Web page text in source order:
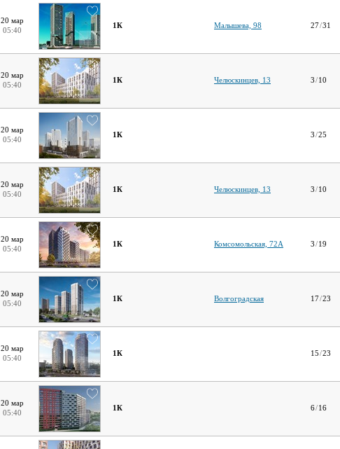
20 мар
05:40
1К Малышева, 98 27/31
20 мар
05:40
1К Челюскинцев, 13 3/10
20 мар
05:40
1К 3/25
20 мар
05:40
1К Челюскинцев, 13 3/10
20 мар
05:40
1К Комсомольская, 72А 3/19
20 мар
05:40
1К Волгоградская 17/23
20 мар
05:40
1К 15/23
20 мар
05:40
1К 6/16